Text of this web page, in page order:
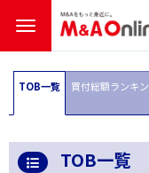
TOB一覧 買付総額ランキ
TOB一覧